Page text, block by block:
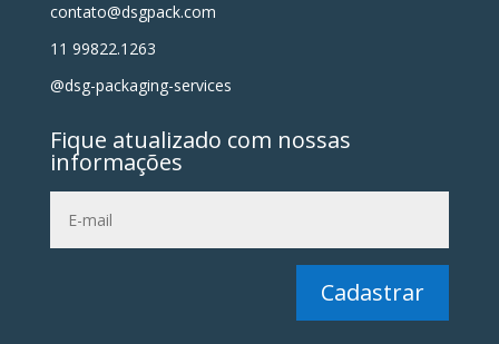
contato@dsgpack.com
11 99822.1263
@dsg-packaging-services
Fique atualizado com nossas
informações
Cadastrar